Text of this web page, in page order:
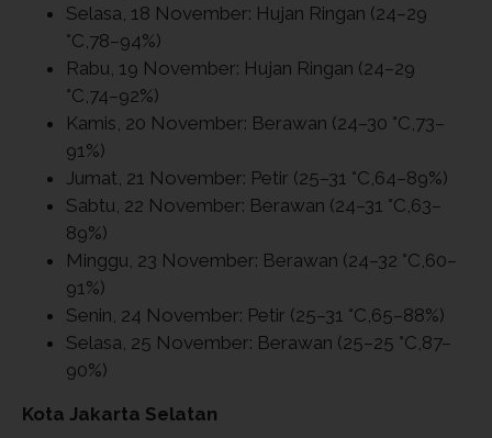
Selasa, 18 November: Hujan Ringan (24–29
°C,78–94%)
Rabu, 19 November: Hujan Ringan (24–29
°C,74–92%)
Kamis, 20 November: Berawan (24–30 °C,73–
91%)
Jumat, 21 November: Petir (25–31 °C,64–89%)
Sabtu, 22 November: Berawan (24–31 °C,63–
89%)
Minggu, 23 November: Berawan (24–32 °C,60–
91%)
Senin, 24 November: Petir (25–31 °C,65–88%)
Selasa, 25 November: Berawan (25–25 °C,87–
90%)
Kota Jakarta Selatan